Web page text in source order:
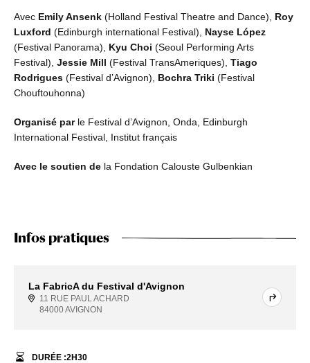
Avec Emily Ansenk (Holland Festival Theatre and Dance), Roy
Luxford (Edinburgh international Festival), Nayse López
(Festival Panorama), Kyu Choi (Seoul Performing Arts
Festival), Jessie Mill (Festival TransAmeriques), Tiago
Rodrigues (Festival d’Avignon), Bochra Triki (Festival
Chouftouhonna)
Organisé parle Festival d’Avignon, Onda, Edinburgh
International Festival, Institut français
Avec le soutien de la Fondation Calouste Gulbenkian
Infos pratiques
La FabricA du Festival d'Avignon
11 RUE PAUL ACHARD
84000 AVIGNON
DURÉE :2H30